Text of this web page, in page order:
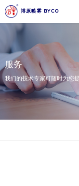
博原喷雾 BYCO
服务
我们的技术专家可随时为您